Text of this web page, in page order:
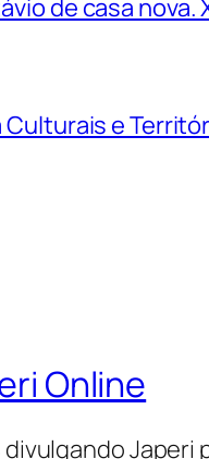
de casa
Culturais e
Online
divulgando Japeri